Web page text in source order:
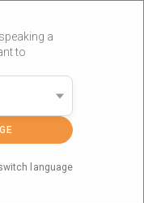
a
to
language
«Entre dos